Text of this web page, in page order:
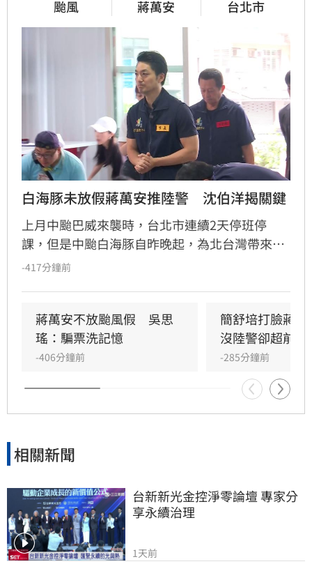
颱風 蔣萬安 台北市
白海豚未放假蔣萬安推陸警　沈伯洋揭關鍵
上月中颱巴威來襲時，台北市連續2天停班停
課，但是中颱白海豚自昨晚起，為北台灣帶來強
風豪雨，但台北市今（9）日卻未放假，引發民
應，市民會有的疑慮，不會說是精不精準的問
題，而是SOP是什麼？你的標準是什麼？能不能
夠公開透明，讓市民能夠事先知道說，原來標準
是這樣，所以今天有放、今天沒有放。他呼籲，
還是很希望說能夠有一些比
-417分鐘前
蔣萬安不放颱風假　吳思
瑤：騙票洗記憶
-406分鐘前
簡舒培打臉蔣
沒陸警卻超前放
-285分鐘前
相關新聞
台新新光金控淨零論壇 專家分
享永續治理
1天前